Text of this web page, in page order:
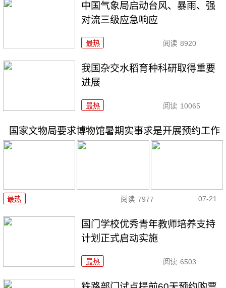
中国气象局启动台风、暴雨、强
对流三级应急响应
最热 阅读 8920
我国杂交水稻育种科研取得重要
进展
最热 阅读 10065
国家文物局要求博物馆暑期实事求是开展预约工作
最热 阅读 7977 07-21
国门学校优秀青年教师培养支持
计划正式启动实施
最热 阅读 6503